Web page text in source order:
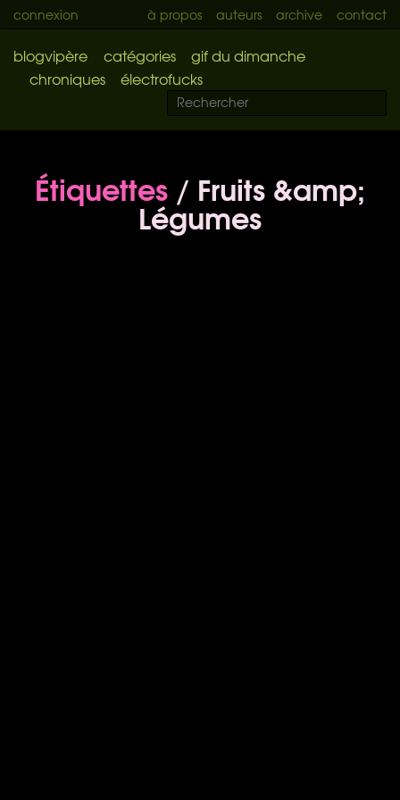
connexion à propos auteurs archive contact
blogvipère catégories
gif du dimanche
chroniques
électrofucks
Étiquettes / Fruits &amp;
Légumes